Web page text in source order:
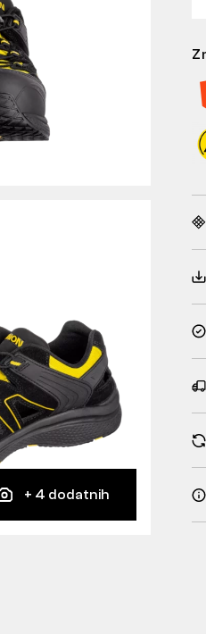
+ 4 dodatnih